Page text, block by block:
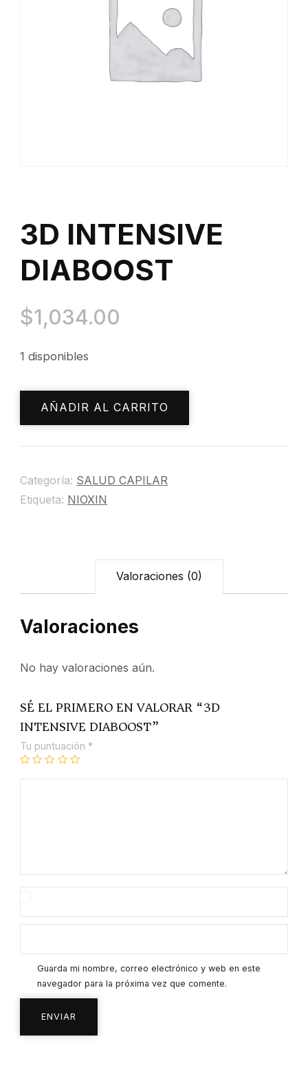
3D INTENSIVE
DIABOOST
$1,034.00
1 disponibles
3D
INTENSIVE
AÑADIR AL CARRITO
Categoría: SALUD CAPILAR
Etiqueta: NIOXIN
Valoraciones (0)
Valoraciones
No hay valoraciones aún.
SÉ EL PRIMERO EN VALORAR “3D
INTENSIVE DIABOOST”
Tu puntuación *
Guarda mi nombre, correo electrónico y web en este
navegador para la próxima vez que comente.